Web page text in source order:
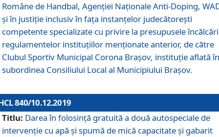
Române de Handbal, Agenției Naționale Anti-Doping,
și în justiție inclusiv în fața instanțelor judecătorești
competente specializate cu privire la presupusele
regulamentelor instituțiilor menționate anterior, de către
Clubul Sportiv Municipal Corona Braşov, instituție aflată în
subordinea Consiliului Local al Municipiului Brașov.
840/10.12.2019
Titlu: Darea în folosință gratuită a două autospeciale de
intervenție cu apă și spumă de mică capacitate și gabarit